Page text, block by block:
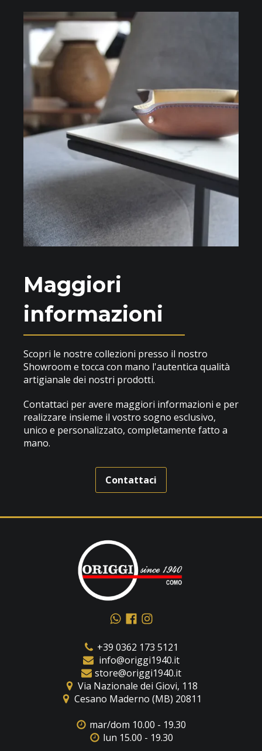
Maggiori
informazioni
Scopri le nostre collezioni presso il nostro
Showroom e tocca con mano l'autentica qualità
artigianale dei nostri prodotti.
Contattaci per avere maggiori informazioni e per
realizzare insieme il vostro sogno esclusivo,
unico e personalizzato, completamente fatto a
mano.
Contattaci
+39 0362 173 5121
info@origgi1940.it
store@origgi1940.it
​Via Nazionale dei Giovi, 118
Cesano Maderno (MB) 20811
mar/dom 10.00 - 19.30
lun 15.00 - 19.30